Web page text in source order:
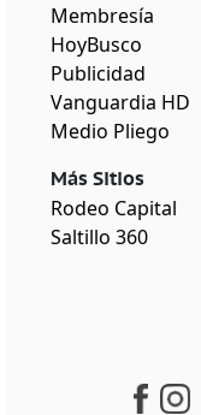
Membresía
HoyBusco
Publicidad
Vanguardia HD
Medio Pliego
Más Sitios
Rodeo Capital
Saltillo 360